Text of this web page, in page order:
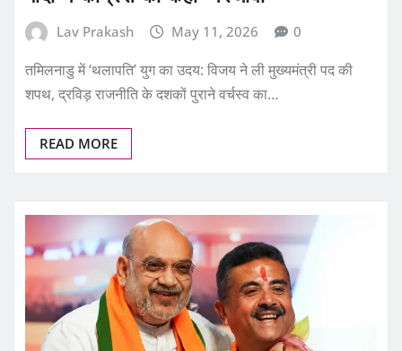
Lav Prakash May 11, 2026 0
तमिलनाडु में ‘थलापति’ युग का उदय: विजय ने ली मुख्यमंत्री पद की
शपथ, द्रविड़ राजनीति के दशकों पुराने वर्चस्व का…
READ MORE